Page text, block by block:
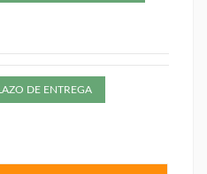
DE ENTREGA